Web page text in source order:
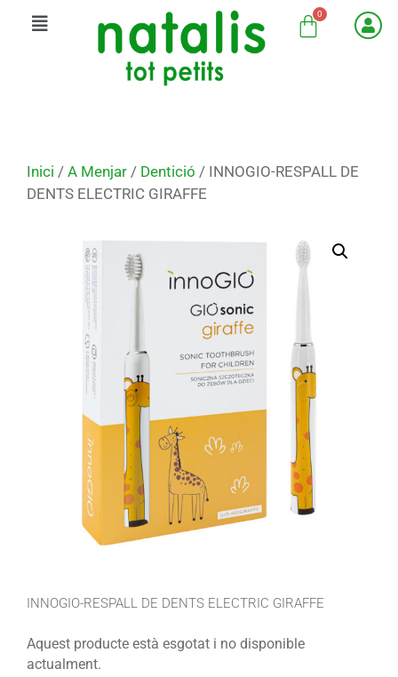
Inici / A Menjar / Dentició / INNOGIO-RESPALL DE
DENTS ELECTRIC GIRAFFE
INNOGIO-RESPALL DE DENTS ELECTRIC GIRAFFE
Aquest producte està esgotat i no disponible
actualment.